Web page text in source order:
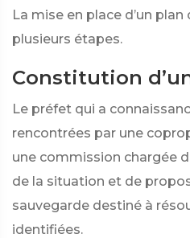
La mise en place d’un
plusieurs étapes.
Constitution
Le préfet qui a
rencontrées par une
une commission chargée
de la situation et de
sauvegarde destiné à
identifiées.